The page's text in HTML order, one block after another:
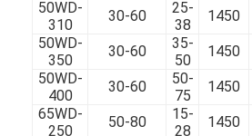
50WD-
310
30-60
25-
38
1450
50WD-
350
30-60
35-
50
1450
50WD-
400
30-60
50-
75
1450
65WD-
250
50-80
15-
28
1450